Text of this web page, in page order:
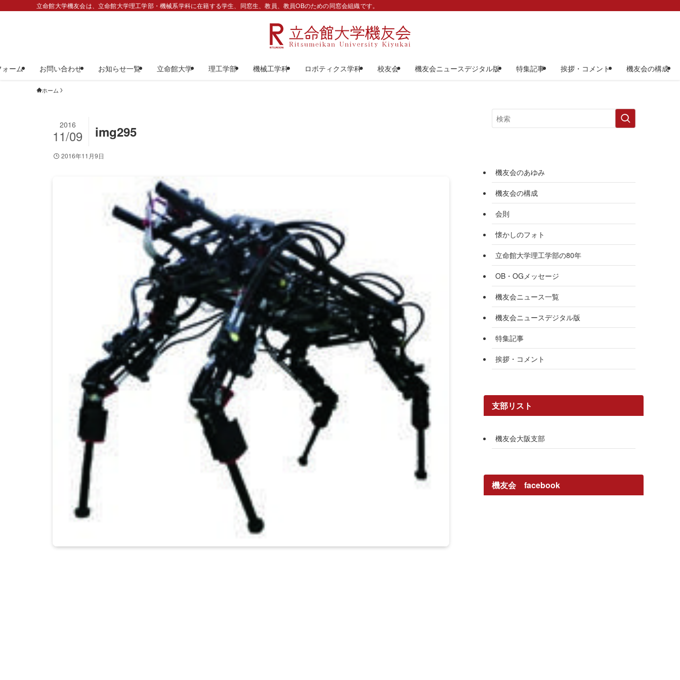
立命館大学機友会は、立命館大学理工学部・機械系学科に在籍する学生、同窓生、教員、教員OBのための同窓会組織です。
ーム お問い合わせ お知らせ一覧 立命館大学 理工学部 機械工学科 ロボティクス学科 校友会 機友会ニュースデジタル版 特集記事 挨拶・コメント 機友会の構成
ホーム
img295
2016
11/09
2016年11月9日
機友会のあゆみ
機友会の構成
会則
懐かしのフォト
立命館大学理工学部の80年
OB・OGメッセージ
機友会ニュース一覧
機友会ニュースデジタル版
特集記事
挨拶・コメント
支部リスト
機友会大阪支部
機友会 facebook